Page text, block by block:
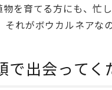
を育てる方にも、忙
れがボウカルネアなの
出会ってく